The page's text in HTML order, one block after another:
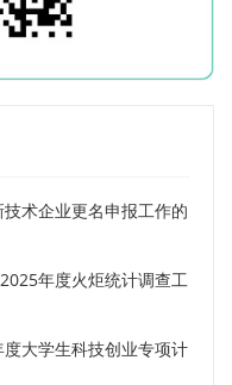
术企业更名申报工作的
年度火炬统计调查工
大学生科技创业专项计